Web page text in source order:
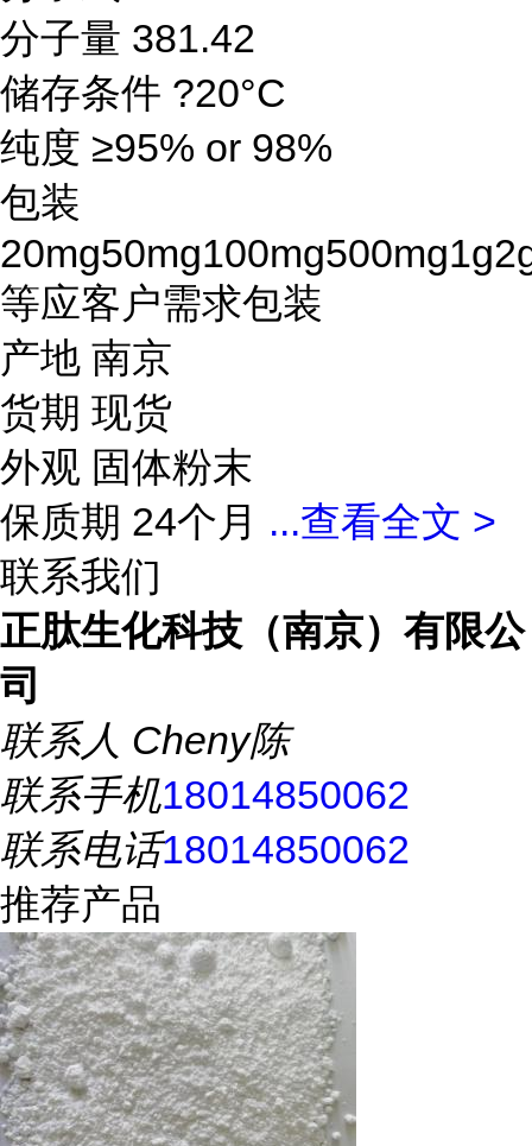
分子量 381.42
储存条件 ?20°C
纯度 ≥95% or 98%
包装
等应客户需求包装
产地 南京
货期 现货
外观 固体粉末
保质期 24个月 ...查看全文 >
联系我们
正肽生化科技（南京）有限公
司
联系人 Cheny陈
联系手机18014850062
联系电话18014850062
推荐产品